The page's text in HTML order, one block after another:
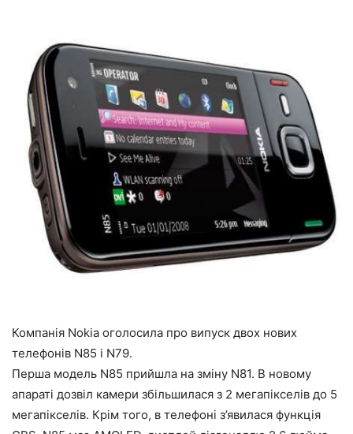
Компанія Nokia оголосила про випуск двох нових
телефонів N85 і N79.
Перша модель N85 прийшла на зміну N81. В новому
апараті дозвіл камери збільшилася з 2 мегапікселів до 5
мегапікселів. Крім того, в телефоні з’явилася функція